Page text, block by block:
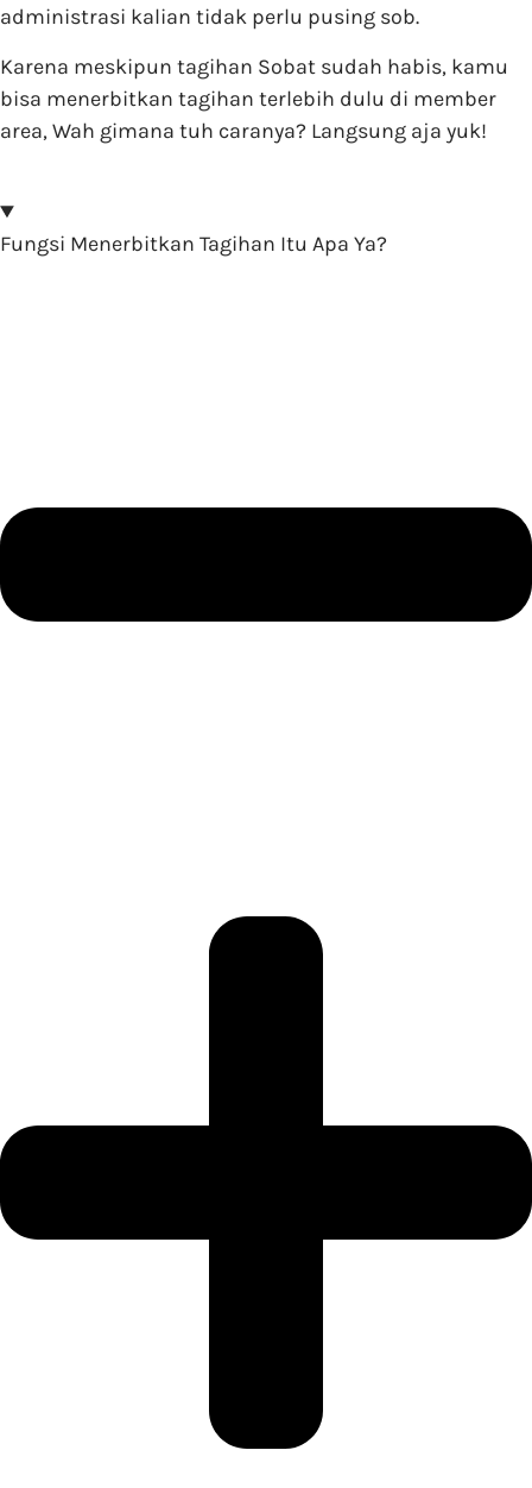
administrasi kalian tidak perlu pusing sob.
Karena meskipun tagihan Sobat sudah habis, kamu
bisa menerbitkan tagihan terlebih dulu di member
area, Wah gimana tuh caranya? Langsung aja yuk!
Fungsi Menerbitkan Tagihan Itu Apa Ya?